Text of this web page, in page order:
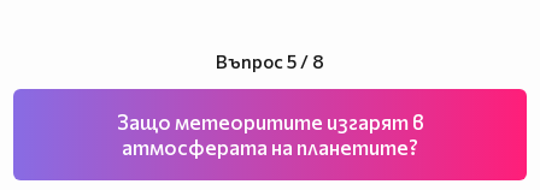
Въпрос 5 / 8
Защо метеоритите изгарят в
атмосферата на планетите?